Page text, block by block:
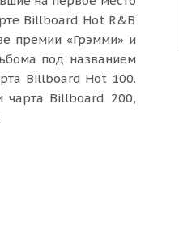
Billboard Hot R&B
премии «Грэмми» и
под названием
Billboard Hot 100.
чарта Billboard 200,